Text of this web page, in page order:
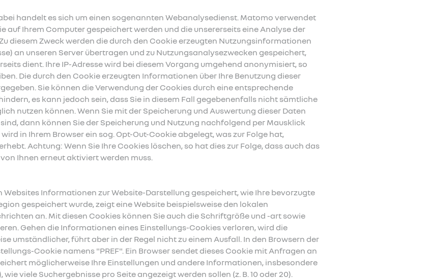
handelt es sich um einen sogenannten Webanalysedienst. Matomo verwendet
auf Ihrem Computer gespeichert werden und die unsererseits eine Analyse der
diesem Zweck werden die durch den Cookie erzeugten Nutzungsinformationen
an unseren Server übertragen und zu Nutzungsanalysezwecken gespeichert,
dient. Ihre IP-Adresse wird bei diesem Vorgang umge­hend anony­mi­siert, so
Die durch den Cookie erzeugten Informationen über Ihre Benutzung dieser
Sie können die Verwendung der Cookies durch eine entsprechende
es kann jedoch sein, dass Sie in diesem Fall gegebenenfalls nicht sämtliche
nutzen können. Wenn Sie mit der Speicherung und Auswertung die­ser Daten
dann können Sie der Speicherung und Nutzung nachfolgend per Mausklick
in Ihrem Browser ein sog. Opt-Out-Cookie abgelegt, was zur Folge hat,
Achtung: Wenn Sie Ihre Cookies löschen, so hat dies zur Folge, dass auch das
Ihnen erneut aktiviert werden muss.
Websites Informationen zur Website-Darstellung gespeichert, wie Ihre bevorzugte
gespeichert wurde, zeigt eine Website beispielsweise den lokalen
an. Mit diesen Cookies können Sie auch die Schriftgröße und -art sowie
Gehen die Informationen eines Einstellungs-Cookies verloren, wird die
umständlicher, führt aber in der Regel nicht zu einem Ausfall. In den Browsern der
Cookie namens "PREF". Ein Browser sendet dieses Cookie mit Anfragen an
möglicherweise Ihre Einstellungen und andere Informationen, insbesondere
wie viele Suchergebnisse pro Seite angezeigt werden sollen (z. B. 10 oder 20).